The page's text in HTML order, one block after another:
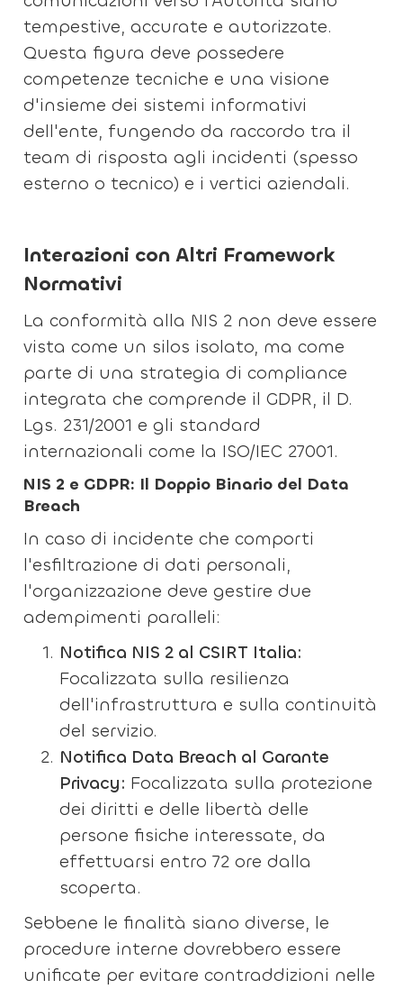
tempestive, accurate e autorizzate.
Questa figura deve possedere
competenze tecniche e una visione
d'insieme dei sistemi informativi
dell'ente, fungendo da raccordo tra il
team di risposta agli incidenti (spesso
esterno o tecnico) e i vertici aziendali.
Interazioni con Altri Framework
Normativi
La conformità alla NIS 2 non deve essere
vista come un silos isolato, ma come
parte di una strategia di compliance
integrata che comprende il GDPR, il D.
Lgs. 231/2001 e gli standard
internazionali come la ISO/IEC 27001.
NIS 2 e GDPR: Il Doppio Binario del Data
Breach
In caso di incidente che comporti
l'esfiltrazione di dati personali,
l'organizzazione deve gestire due
adempimenti paralleli:
Notifica NIS 2 al CSIRT Italia:
Focalizzata sulla resilienza
dell'infrastruttura e sulla continuità
del servizio.
Notifica Data Breach al Garante
Privacy: Focalizzata sulla protezione
dei diritti e delle libertà delle
persone fisiche interessate, da
effettuarsi entro 72 ore dalla
scoperta.
Sebbene le finalità siano diverse, le
procedure interne dovrebbero essere
unificate per evitare contraddizioni nelle